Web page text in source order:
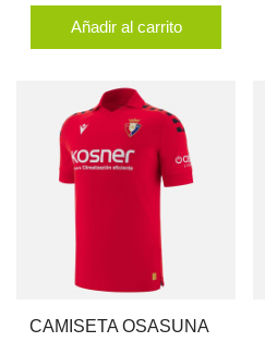
Añadir al carrito
CAMISETA OSASUNA